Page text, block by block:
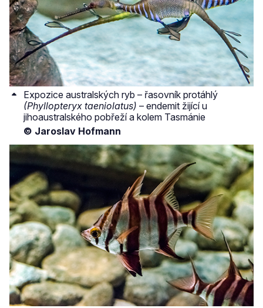
Expozice australských ryb – řasovník protáhlý
(Phyllopteryx taeniolatus) – endemit žijící u
jihoaustralského pobřeží a kolem Tasmánie
© Jaroslav Hofmann